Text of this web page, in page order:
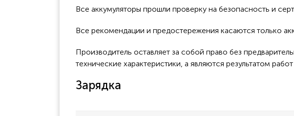
Все аккумуляторы прошли проверку на безопасность и
Все рекомендации и предостережения касаются только
Производитель оставляет за собой право без
технические характеристики, а являются результатом
Зарядка